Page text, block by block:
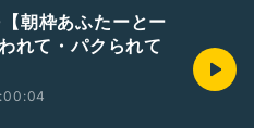
朝枠あふたーとー
れて・パクられて